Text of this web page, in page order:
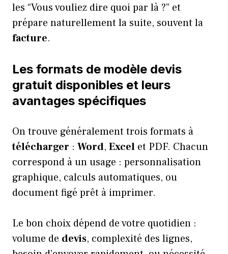
les “Vous vouliez dire quoi par là ?” et
prépare naturellement la suite, souvent la
facture.
Les formats de modèle devis
gratuit disponibles et leurs
avantages spécifiques
On trouve généralement trois formats à
télécharger : Word, Excel et PDF. Chacun
correspond à un usage : personnalisation
graphique, calculs automatiques, ou
document figé prêt à imprimer.
Le bon choix dépend de votre quotidien :
volume de devis, complexité des lignes,